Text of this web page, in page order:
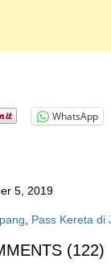
WhatsApp
5, 2019
Pass Kereta di
(122)